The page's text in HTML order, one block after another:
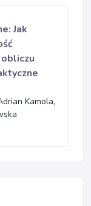
Jak
Kamola,